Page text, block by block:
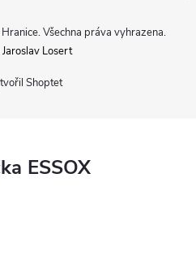
Shoptet
. Všechna práva vyhrazena.
Losert
ESSOX